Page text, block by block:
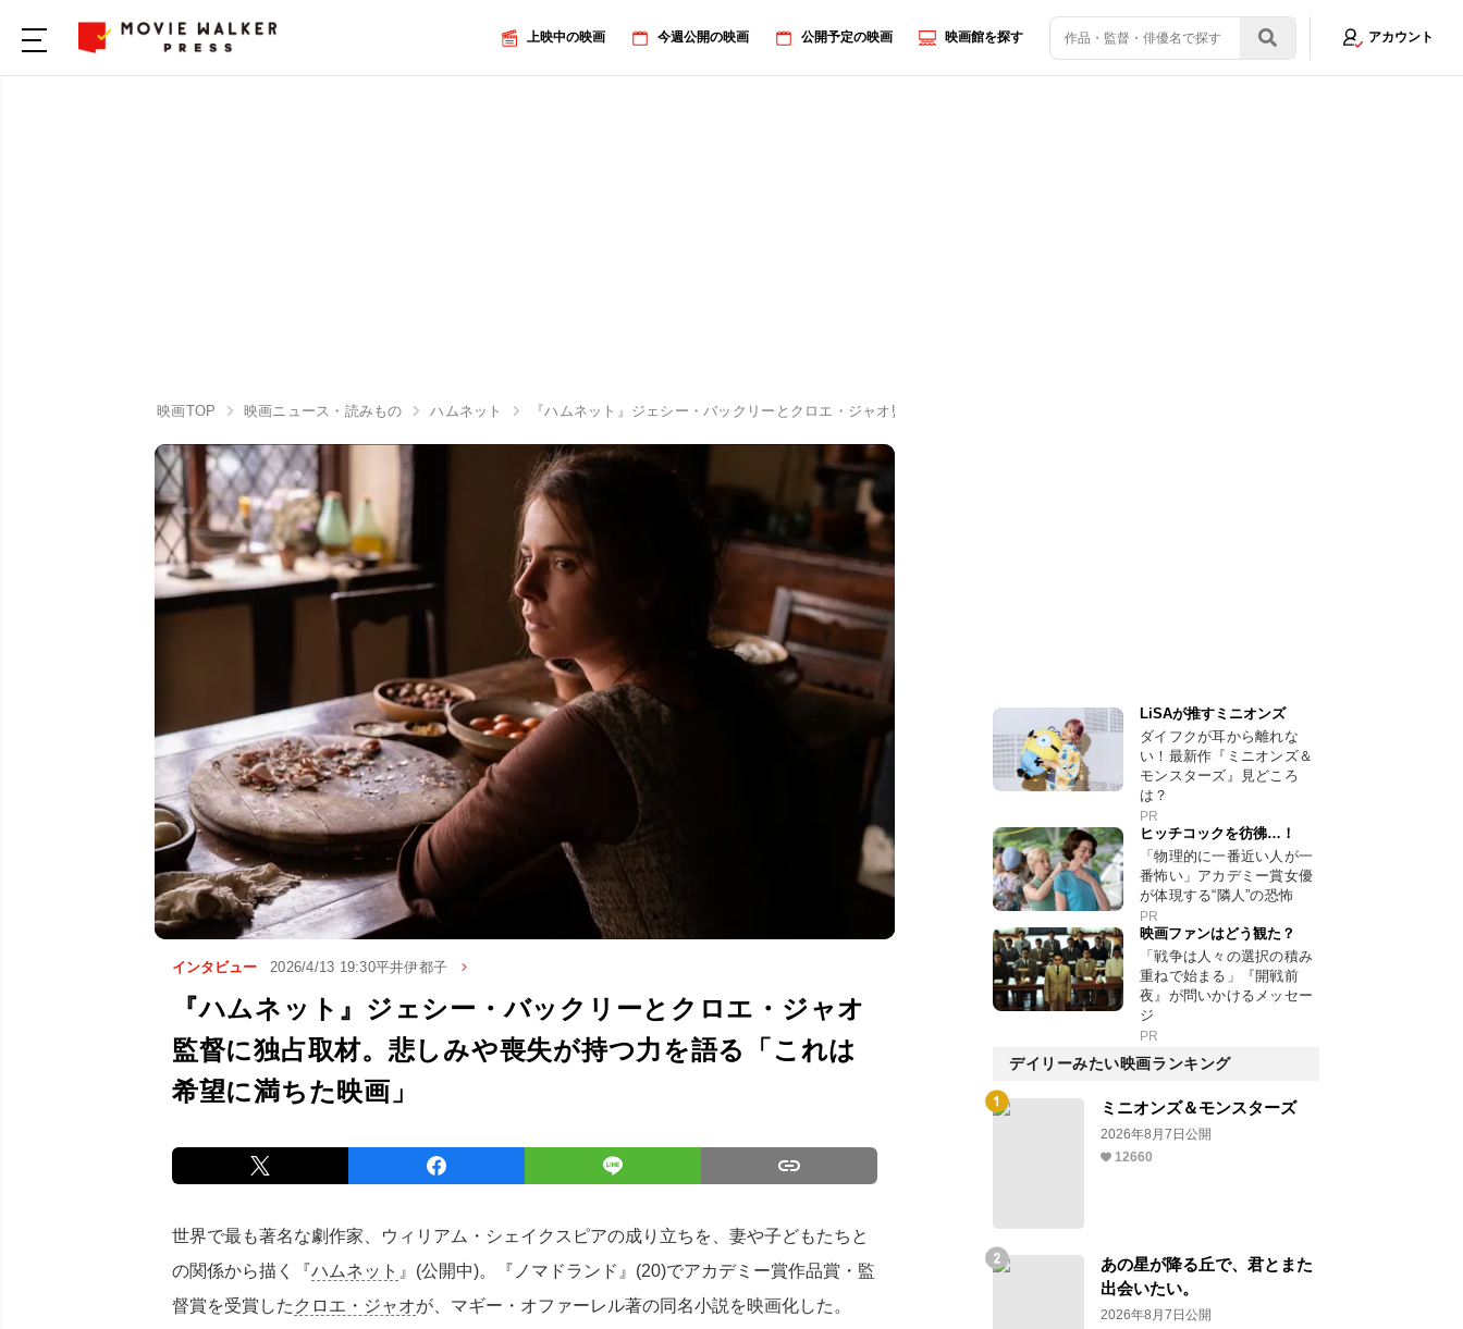
上映中の映画 今週公開の映画 公開予定の映画 映画館を探す アカウント
映画TOP 映画ニュース・読みもの ハムネット 『ハムネット』ジェシー・バックリーとクロエ・ジャオ監督に独占取材。悲しみや喪失が持つ力を語る「これは希望に満ちた映画」
インタビュー 2026/4/13 19:30平井伊都子
『ハムネット』ジェシー・バックリーとクロエ・ジャオ
監督に独占取材。悲しみや喪失が持つ力を語る「これは
希望に満ちた映画」
世界で最も著名な劇作家、ウィリアム・シェイクスピアの成り立ちを、妻や子どもたちと
の関係から描く『ハムネット 』(公開中)。『ノマドランド』(20)でアカデミー賞作品賞・監
督賞を受賞した クロエ・ジャオが、マギー・オファーレル著の同名小説を映画化した。
LiSAが推すミニオンズ
ダイフクが耳から離れな
い！最新作『ミニオンズ＆
モンスターズ』見どころ
は？
PR
ヒッチコックを彷彿…！
「物理的に一番近い人が一
番怖い」アカデミー賞女優
が体現する“隣人”の恐怖
PR
映画ファンはどう観た？
「戦争は人々の選択の積み
重ねで始まる」『開戦前
夜』が問いかけるメッセー
ジ
PR
デイリーみたい映画ランキング
ミニオンズ＆モンスターズ
2026年8月7日公開
12660
あの星が降る丘で、君とまた
出会いたい。
2026年8月7日公開